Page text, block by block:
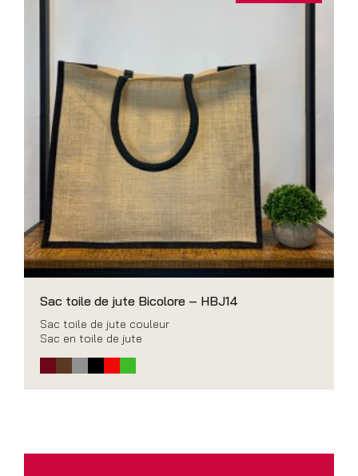
Sac toile de jute Bicolore – HBJ14
Sac toile de jute couleur
Sac en toile de jute